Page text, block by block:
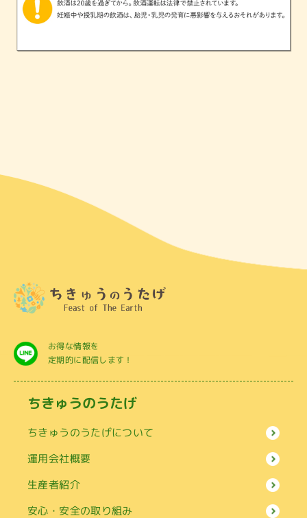
お得な情報を
定期的に配信します！
ちきゅうのうたげ
ちきゅうのうたげについて
運用会社概要
生産者紹介
安心・安全の取り組み